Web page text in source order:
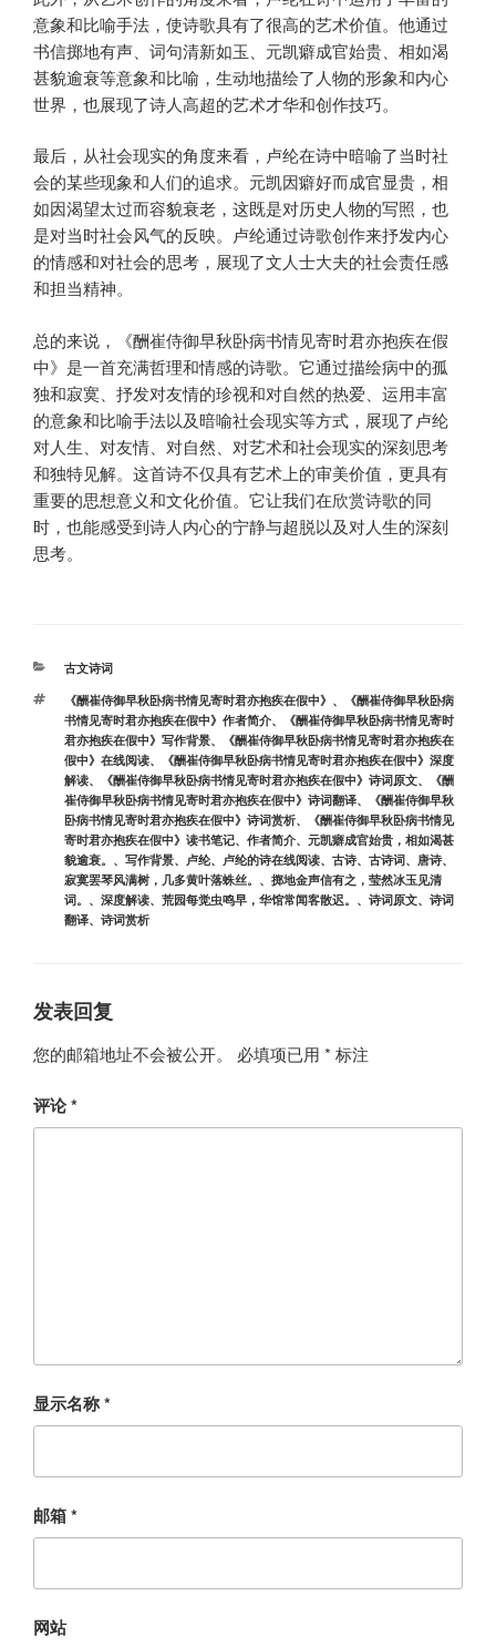
意象和比喻手法，使诗歌具有了很高的艺术价值。他通过
书信掷地有声、词句清新如玉、元凯癖成官始贵、相如渴
甚貌逾衰等意象和比喻，生动地描绘了人物的形象和内心
世界，也展现了诗人高超的艺术才华和创作技巧。
最后，从社会现实的角度来看，卢纶在诗中暗喻了当时社
会的某些现象和人们的追求。元凯因癖好而成官显贵，相
如因渴望太过而容貌衰老，这既是对历史人物的写照，也
是对当时社会风气的反映。卢纶通过诗歌创作来抒发内心
的情感和对社会的思考，展现了文人士大夫的社会责任感
和担当精神。
总的来说，《酬崔侍御早秋卧病书情见寄时君亦抱疾在假
中》是一首充满哲理和情感的诗歌。它通过描绘病中的孤
独和寂寞、抒发对友情的珍视和对自然的热爱、运用丰富
的意象和比喻手法以及暗喻社会现实等方式，展现了卢纶
对人生、对友情、对自然、对艺术和社会现实的深刻思考
和独特见解。这首诗不仅具有艺术上的审美价值，更具有
重要的思想意义和文化价值。它让我们在欣赏诗歌的同
时，也能感受到诗人内心的宁静与超脱以及对人生的深刻
思考。
分
古文诗词
标
签
《酬崔侍御早秋卧病书情见寄时君亦抱疾在假中》 、
《酬崔侍御早秋卧病
书情见寄时君亦抱疾在假中》作者简介、
《酬崔侍御早秋卧病书情见寄时
君亦抱疾在假中》写作背景、
《酬崔侍御早秋卧病书情见寄时君亦抱疾在
假中》在线阅读、
《酬崔侍御早秋卧病书情见寄时君亦抱疾在假中》深度
解读、 《酬崔侍御早秋卧病书情见寄时君亦抱疾在假中》诗词原文、
《酬
崔侍御早秋卧病书情见寄时君亦抱疾在假中》诗词翻译、
《酬崔侍御早秋
卧病书情见寄时君亦抱疾在假中》诗词赏析、
《酬崔侍御早秋卧病书情见
寄时君亦抱疾在假中》读书笔记、 作者简介、 元凯癖成官始贵，相如渴甚
貌逾衰。 、 写作背景、 卢纶、 卢纶的诗在线阅读、 古诗、 古诗词、 唐诗、
寂寞罢琴风满树，几多黄叶落蛛丝。 、 掷地金声信有之，莹然冰玉见清
词。 、 深度解读、 荒园每觉虫鸣早，华馆常闻客散迟。 、 诗词原文、 诗词
翻译、 诗词赏析
发表回复
您的邮箱地址不会被公开。 必填项已用 * 标注
评论*
显示名称*
邮箱*
网站